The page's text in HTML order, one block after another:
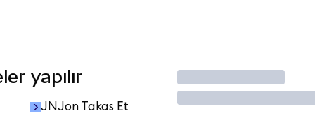
yapılır
JNJon Takas Et
İşlem Yap